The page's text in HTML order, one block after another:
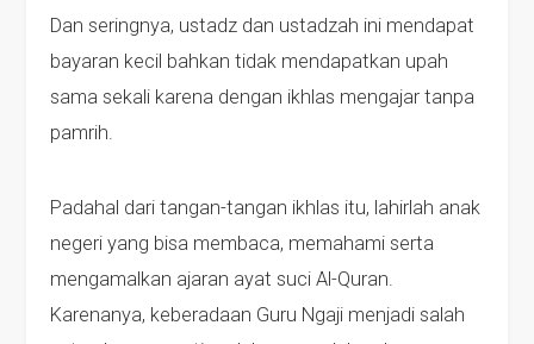
Dan seringnya, ustadz dan ustadzah ini mendapat
bayaran kecil bahkan tidak mendapatkan upah
sama sekali karena dengan ikhlas mengajar tanpa
pamrih.
Padahal dari tangan-tangan ikhlas itu, lahirlah anak
negeri yang bisa membaca, memahami serta
mengamalkan ajaran ayat suci Al-Quran.
Karenanya, keberadaan Guru Ngaji menjadi salah